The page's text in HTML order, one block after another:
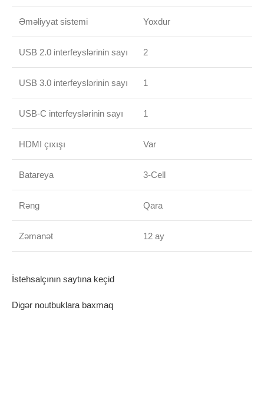
Əməliyyat sistemi Yoxdur
USB 2.0 interfeyslərinin sayı 2
USB 3.0 interfeyslərinin sayı 1
USB-C interfeyslərinin sayı 1
HDMI çıxışı Var
Batareya 3-Cell
Rəng Qara
Zəmanət 12 ay
İstehsalçının saytına keçid
Digər noutbuklara baxmaq